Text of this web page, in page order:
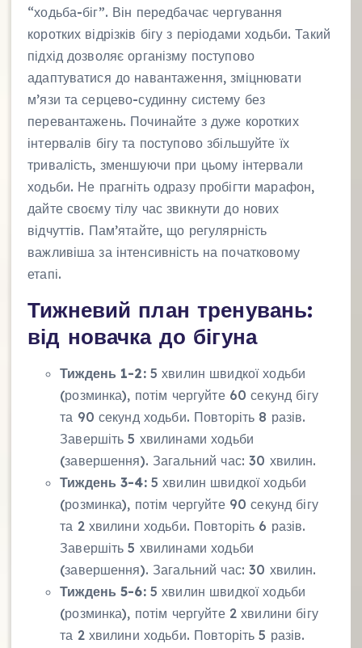
“ходьба-біг”. Він передбачає чергування
коротких відрізків бігу з періодами ходьби. Такий
підхід дозволяє організму поступово
адаптуватися до навантаження, зміцнювати
м’язи та серцево-судинну систему без
перевантажень. Починайте з дуже коротких
інтервалів бігу та поступово збільшуйте їх
тривалість, зменшуючи при цьому інтервали
ходьби. Не прагніть одразу пробігти марафон,
дайте своєму тілу час звикнути до нових
відчуттів. Пам’ятайте, що регулярність
важливіша за інтенсивність на початковому
етапі.
Тижневий план тренувань:
від новачка до бігуна
Тиждень 1-2:5 хвилин швидкої ходьби
(розминка), потім чергуйте 60 секунд бігу
та 90 секунд ходьби. Повторіть 8 разів.
Завершіть 5 хвилинами ходьби
(завершення). Загальний час: 30 хвилин.
Тиждень 3-4:5 хвилин швидкої ходьби
(розминка), потім чергуйте 90 секунд бігу
та 2 хвилини ходьби. Повторіть 6 разів.
Завершіть 5 хвилинами ходьби
(завершення). Загальний час: 30 хвилин.
Тиждень 5-6:5 хвилин швидкої ходьби
(розминка), потім чергуйте 2 хвилини бігу
та 2 хвилини ходьби. Повторіть 5 разів.